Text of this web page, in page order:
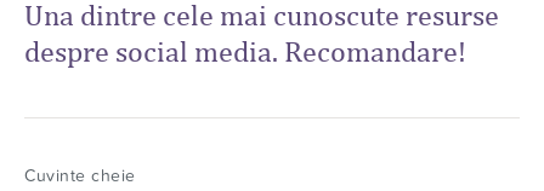
Una dintre cele mai cunoscute resurse
despre social media. Recomandare!
Cuvinte cheie